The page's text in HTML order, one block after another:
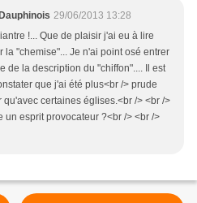
29/06/2013 13:28
!... Que de plaisir j'ai eu à lire
la "chemise"... Je n'ai point osé entrer
de la description du "chiffon".... Il est
que j'ai été plus<br /> prude
qu'avec certaines églises.<br /> <br />
un esprit provocateur ?<br /> <br />